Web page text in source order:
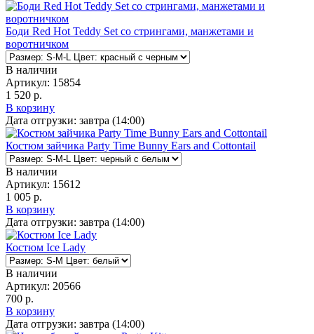
Боди Red Hot Teddy Set со стрингами, манжетами и
воротничком
В наличии
Артикул: 15854
1 520 р.
В корзину
Дата отгрузки: завтра (14:00)
Костюм зайчика Party Time Bunny Ears and Cottontail
В наличии
Артикул: 15612
1 005 р.
В корзину
Дата отгрузки: завтра (14:00)
Костюм Ice Lady
В наличии
Артикул: 20566
700 р.
В корзину
Дата отгрузки: завтра (14:00)